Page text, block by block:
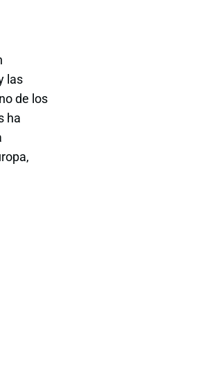
las
de los
ha